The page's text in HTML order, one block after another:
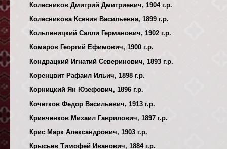
Колесников Дмитрий Дмитриевич, 1904 г.р.
Колесникова Ксения Васильевна, 1899 г.р.
Кольпеницкий Салли Германович, 1902 г.р.
Комаров Георгий Ефимович, 1900 г.р.
Кондрацкий Игнатий Северинович, 1893 г.р.
Коренцвит Рафаил Ильич, 1898 г.р.
Корницкий Ян Юзефович, 1896 г.р.
Кочетков Федор Васильевич, 1913 г.р.
Кривченков Михаил Гаврилович, 1897 г.р.
Крис Марк Александрович, 1903 г.р.
Крысьев Тимофей Иванович, 1884 г.р.